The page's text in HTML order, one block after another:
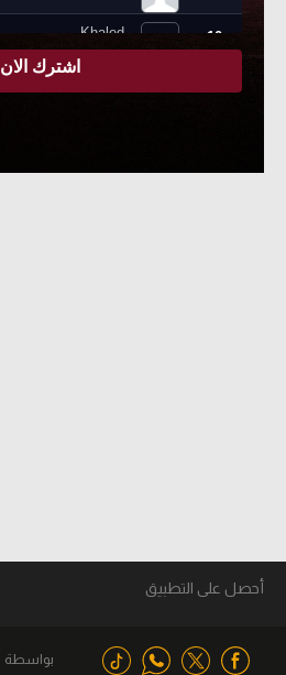
أحصل على التطبيق
بواسطة